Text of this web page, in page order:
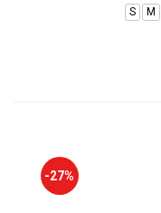
S M
-27%